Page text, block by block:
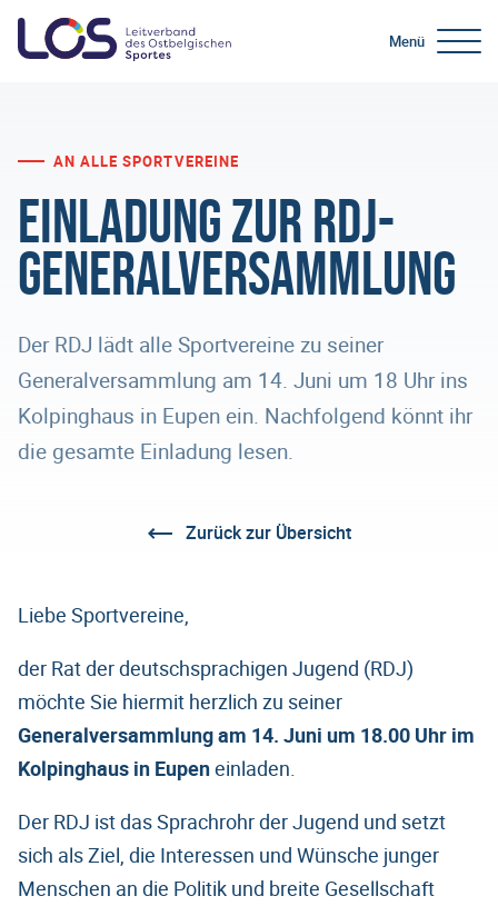
Menü
AN ALLE SPORTVEREINE
Einladung zur RDJ-
Generalversammlung
Der RDJ lädt alle Sportvereine zu seiner
Generalversammlung am 14. Juni um 18 Uhr ins
Kolpinghaus in Eupen ein. Nachfolgend könnt ihr
die gesamte Einladung lesen.
Zurück zur Übersicht
Liebe Sportvereine,
der Rat der deutschsprachigen Jugend (RDJ)
möchte Sie hiermit herzlich zu seiner
Generalversammlung am 14. Juni um 18.00 Uhr im
Kolpinghaus in Eupeneinladen.
Der RDJ ist das Sprachrohr der Jugend und setzt
sich als Ziel, die Interessen und Wünsche junger
Menschen an die Politik und breite Gesellschaft